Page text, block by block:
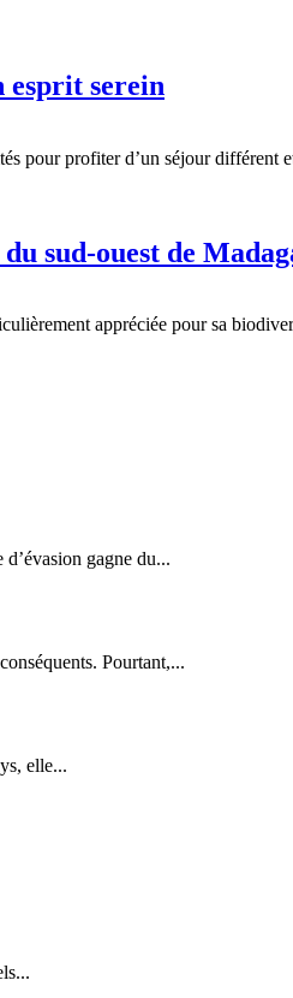
esprit serein
pour profiter d’un séjour
sud-ouest de
appréciée pour sa
gagne du...
Pourtant,...
elle...